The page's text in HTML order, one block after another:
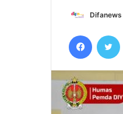
Difanews
Facebook